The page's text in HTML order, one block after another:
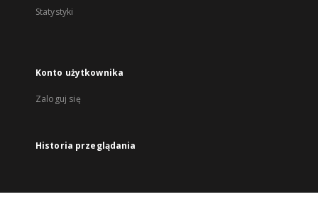
Statystyki
Konto użytkownika
Zaloguj się
Historia przeglądania